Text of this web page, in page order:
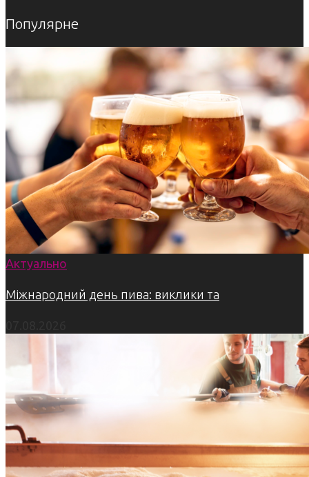
Популярне
Актуально
Міжнародний день пива: виклики та